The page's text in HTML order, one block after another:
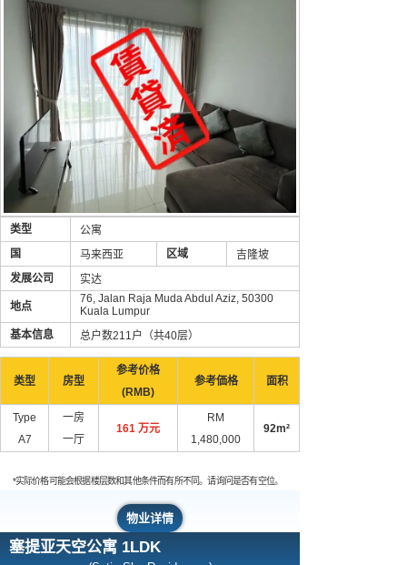
类型
公寓
国
马来西亚 区域
吉隆坡
发展公司
实达
地点
76, Jalan Raja Muda Abdul Aziz, 50300
Kuala Lumpur
基本信息
总户数211户（共40层）
类型 房型
参考价格
(RMB)
参考価格 面积
Type
A7
一房
一厅
161 万元
RM
1,480,000
92m²
*实际价格可能会根据楼层数和其他条件而有所不同。请询问是否有空位。
物业详情
塞提亚天空公寓 1LDK